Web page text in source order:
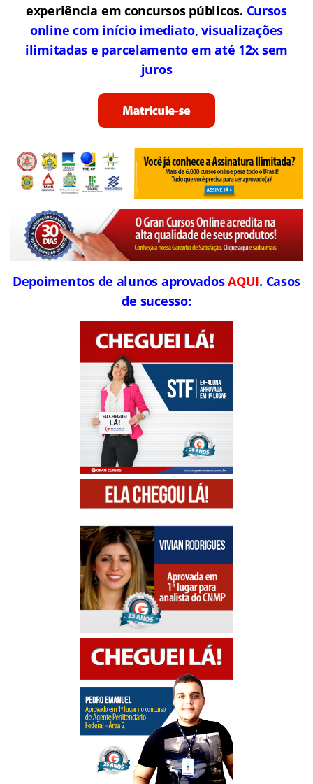
experiência em concursos públicos. Cursos
online com início imediato, visualizações
ilimitadas e parcelamento em até 12x sem
juros
Depoimentos de alunos aprovadosAQUI. Casos
de sucesso: